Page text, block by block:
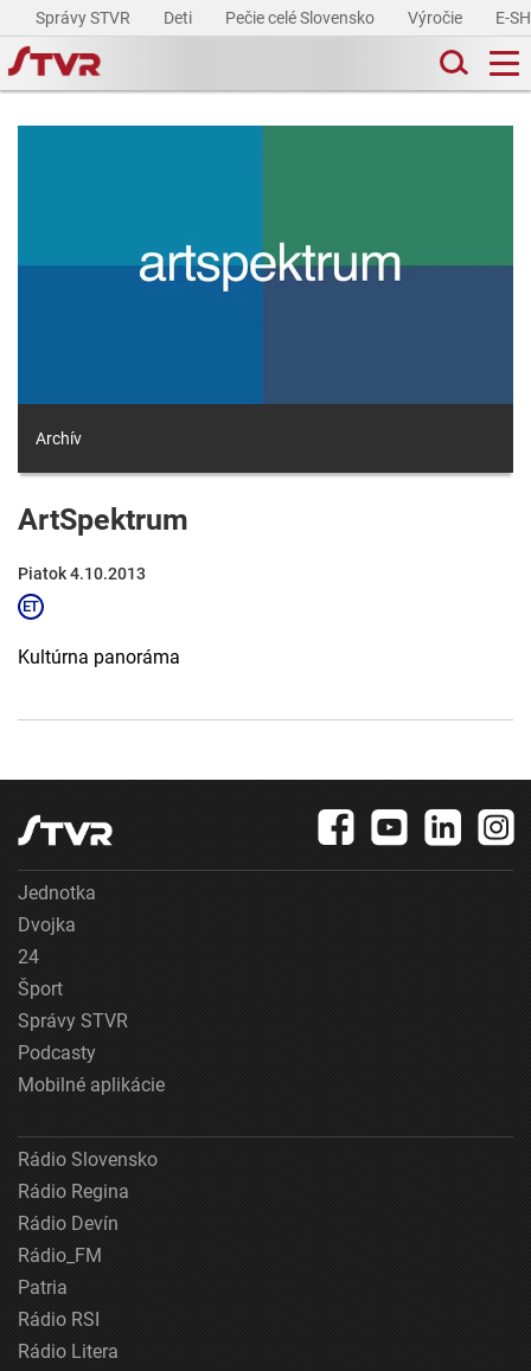
Správy STVR Deti Pečie celé Slovensko Výročie E-
Archív
ArtSpektrum
Piatok 4.10.2013
Kultúrna panoráma
Jednotka
Dvojka
24
Šport
Správy STVR
Podcasty
Mobilné aplikácie
Rádio Slovensko
Rádio Regina
Rádio Devín
Rádio_FM
Patria
Rádio RSI
Rádio Litera